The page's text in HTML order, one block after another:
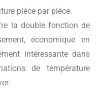
pièce par pièce.
la double fonction de
économique en
intéressante dans
de température